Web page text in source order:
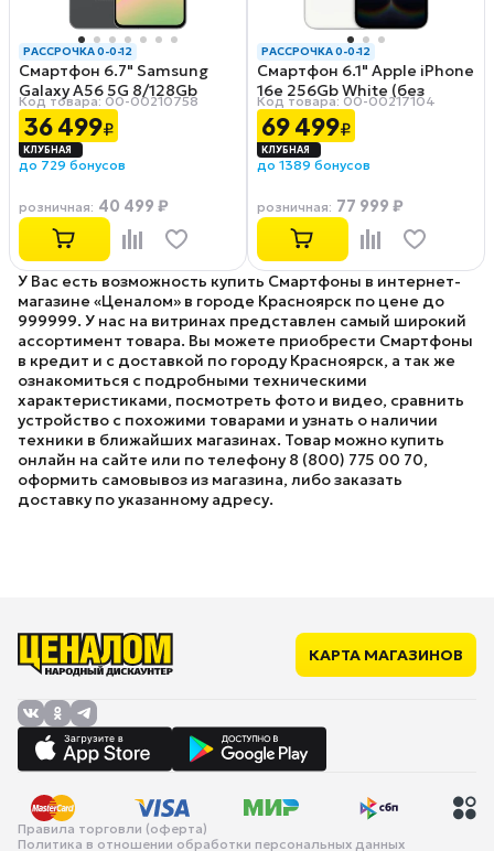
РАССРОЧКА 0-0-12
Смартфон 6.7" Samsung
Galaxy A56 5G 8/128Gb
Awesome Graphite
Код товара: 00-00210758
36 499₽
до 729 бонусов
розничная: 40 499 ₽
РАССРОЧКА 0-0-12
Смартфон 6.1" Apple iPhone
16e 256Gb White (без
RuStore)
Код товара: 00-00217104
69 499₽
до 1389 бонусов
розничная: 77 999 ₽
У Вас есть возможность купить Смартфоны в интернет-
магазине «Ценалом» в городе Красноярск по цене до
999999. У нас на витринах представлен самый широкий
ассортимент товара. Вы можете приобрести Смартфоны
в кредит и с доставкой по городу Красноярск, а так же
ознакомиться с подробными техническими
характеристиками, посмотреть фото и видео, сравнить
устройство с похожими товарами и узнать о наличии
техники в ближайших магазинах. Товар можно купить
онлайн на сайте или по телефону 8 (800) 775 00 70,
оформить самовывоз из магазина, либо заказать
доставку по указанному адресу.
КАРТА МАГАЗИНОВ
Правила торговли (оферта)
Политика в отношении обработки персональных данных